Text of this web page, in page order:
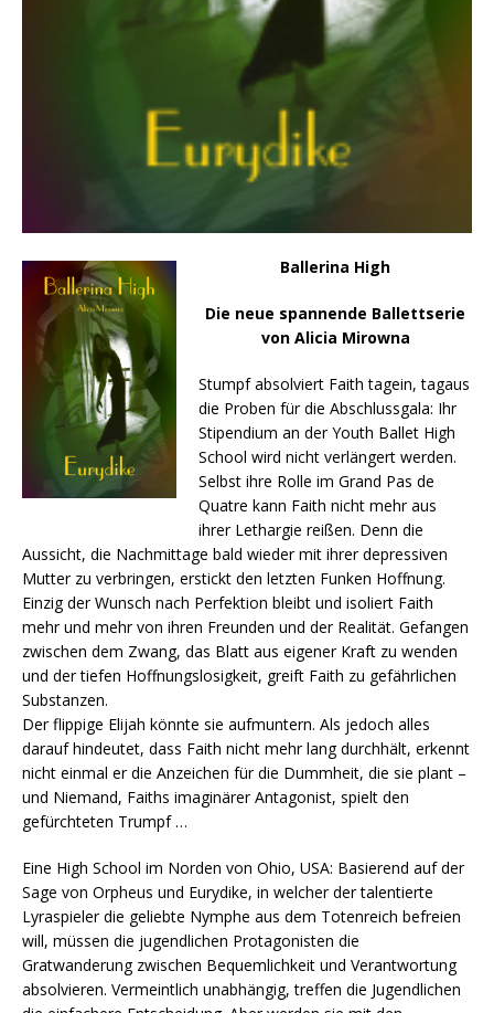
Ballerina High
Die neue spannende Ballettserie
von Alicia Mirowna
Stumpf absolviert Faith tagein, tagaus
die Proben für die Abschlussgala: Ihr
Stipendium an der Youth Ballet High
School wird nicht verlängert werden.
Selbst ihre Rolle im Grand Pas de
Quatre kann Faith nicht mehr aus
ihrer Lethargie reißen. Denn die
Aussicht, die Nachmittage bald wieder mit ihrer depressiven
Mutter zu verbringen, erstickt den letzten Funken Hoffnung.
Einzig der Wunsch nach Perfektion bleibt und isoliert Faith
mehr und mehr von ihren Freunden und der Realität. Gefangen
zwischen dem Zwang, das Blatt aus eigener Kraft zu wenden
und der tiefen Hoffnungslosigkeit, greift Faith zu gefährlichen
Substanzen.
Der flippige Elijah könnte sie aufmuntern. Als jedoch alles
darauf hindeutet, dass Faith nicht mehr lang durchhält, erkennt
nicht einmal er die Anzeichen für die Dummheit, die sie plant –
und Niemand, Faiths imaginärer Antagonist, spielt den
gefürchteten Trumpf …
Eine High School im Norden von Ohio, USA: Basierend auf der
Sage von Orpheus und Eurydike, in welcher der talentierte
Lyraspieler die geliebte Nymphe aus dem Totenreich befreien
will, müssen die jugendlichen Protagonisten die
Gratwanderung zwischen Bequemlichkeit und Verantwortung
absolvieren. Vermeintlich unabhängig, treffen die Jugendlichen